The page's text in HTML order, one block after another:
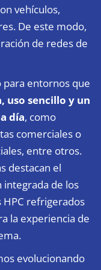
vehículos,
De este modo,
de redes de
para entornos que
uso sencillo y un
día, como
comerciales o
entre otros.
destacan el
integrada de los
HPC refrigerados
la experiencia de
evolucionando